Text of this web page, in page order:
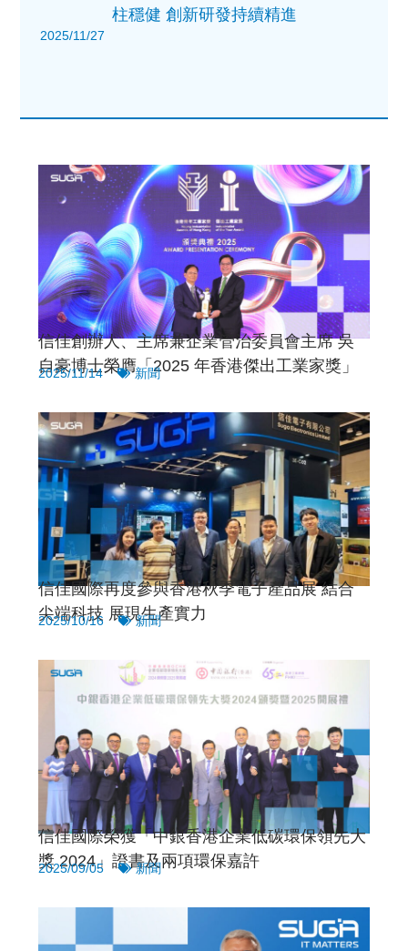
柱穩健 創新研發持續精進
2025/11/27
信佳創辦人、主席兼企業管治委員會主席 吳
自豪博士榮膺「2025 年香港傑出工業家獎」
2025/11/14 新聞
信佳國際再度參與香港秋季電子產品展 結合
尖端科技 展現生產實力
2025/10/16 新聞
信佳國際榮獲「中銀香港企業低碳環保領先大
獎 2024」證書及兩項環保嘉許
2025/09/05 新聞